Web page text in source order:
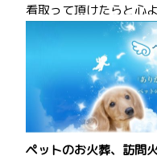
看取って頂けたらと心
ペットのお火葬、訪問